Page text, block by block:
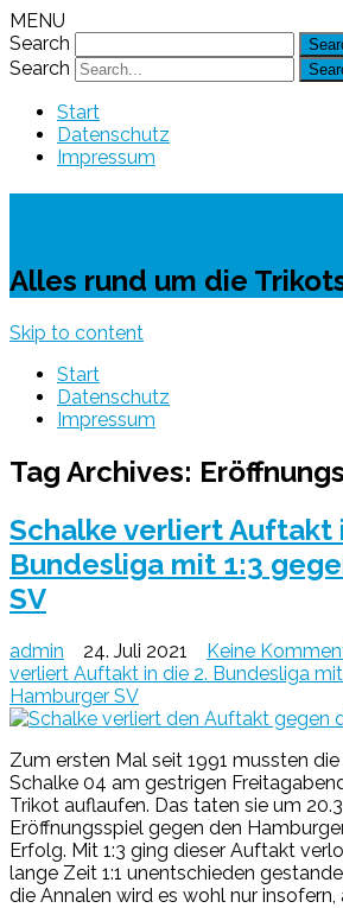
MENU
Search
Search
Start
Datenschutz
Impressum
Alles rund um die
Skip to content
Start
Datenschutz
Impressum
Tag Archives:
Schalke verliert Auftakt
Bundesliga mit 1:3
SV
admin 24. Juli 2021 Keine
verliert Auftakt in die 2. Bundesliga
Hamburger SV
Zum ersten Mal seit 1991 mussten
Schalke 04 am gestrigen
Trikot auflaufen. Das taten sie um
Eröffnungsspiel gegen den
Erfolg. Mit 1:3 ging dieser Auftakt
lange Zeit 1:1 unentschieden
die Annalen wird es wohl nur insofern,